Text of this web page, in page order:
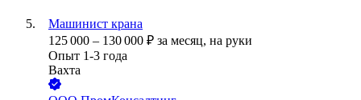
Машинист крана
125 000 – 130 000 ₽ за месяц, на руки
Опыт 1-3 года
Вахта